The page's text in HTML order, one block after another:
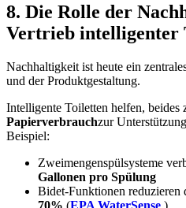
8. Die Rolle der
Vertrieb intelligenter
Nachhaltigkeit ist heute ein
und der Produktgestaltung.
Intelligente Toiletten helfen, beides
Papierverbrauchzur
Beispiel:
Zweimengenspülsysteme
Gallonen pro Spülung
Bidet-Funktionen reduzieren
70% (EPA WaterSense )